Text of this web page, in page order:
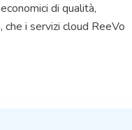
di qualità,
i servizi cloud ReeVo